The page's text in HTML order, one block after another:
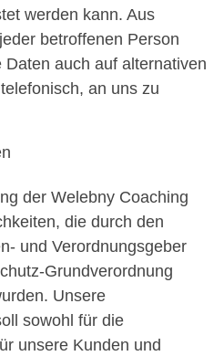
werden kann. Aus
betroffenen Person
auch auf alternativen
an uns zu
der Welebny Coaching
die durch den
und Verordnungsgeber
Grundverordnung
Unsere
sowohl für die
unsere Kunden und